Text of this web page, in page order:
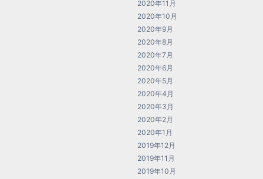
2020年11月
2020年10月
2020年9月
2020年8月
2020年7月
2020年6月
2020年5月
2020年4月
2020年3月
2020年2月
2020年1月
2019年12月
2019年11月
2019年10月